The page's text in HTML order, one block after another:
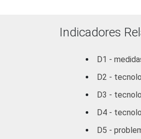
Indicadores
D1 -
D2 -
D3 -
D4 -
D5 -